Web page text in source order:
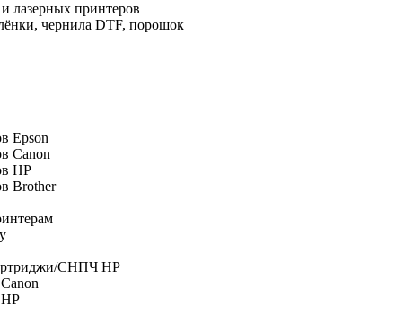
лазерных принтеров
чернила DTF, порошок
Epson
Canon
HP
Brother
СНПЧ HP